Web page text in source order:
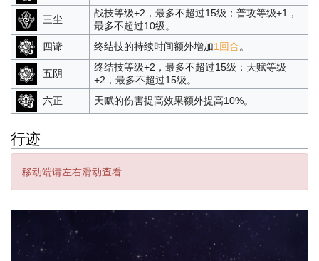
三尘
战技等级+2，最多不超过15级；普攻等级+1，
最多不超过10级。
四谛
终结技的持续时间额外增加1回合。
五阴
终结技等级+2，最多不超过15级；天赋等级
+2，最多不超过15级。
六正
天赋的伤害提高效果额外提高10%。
行迹
移动端请左右滑动查看